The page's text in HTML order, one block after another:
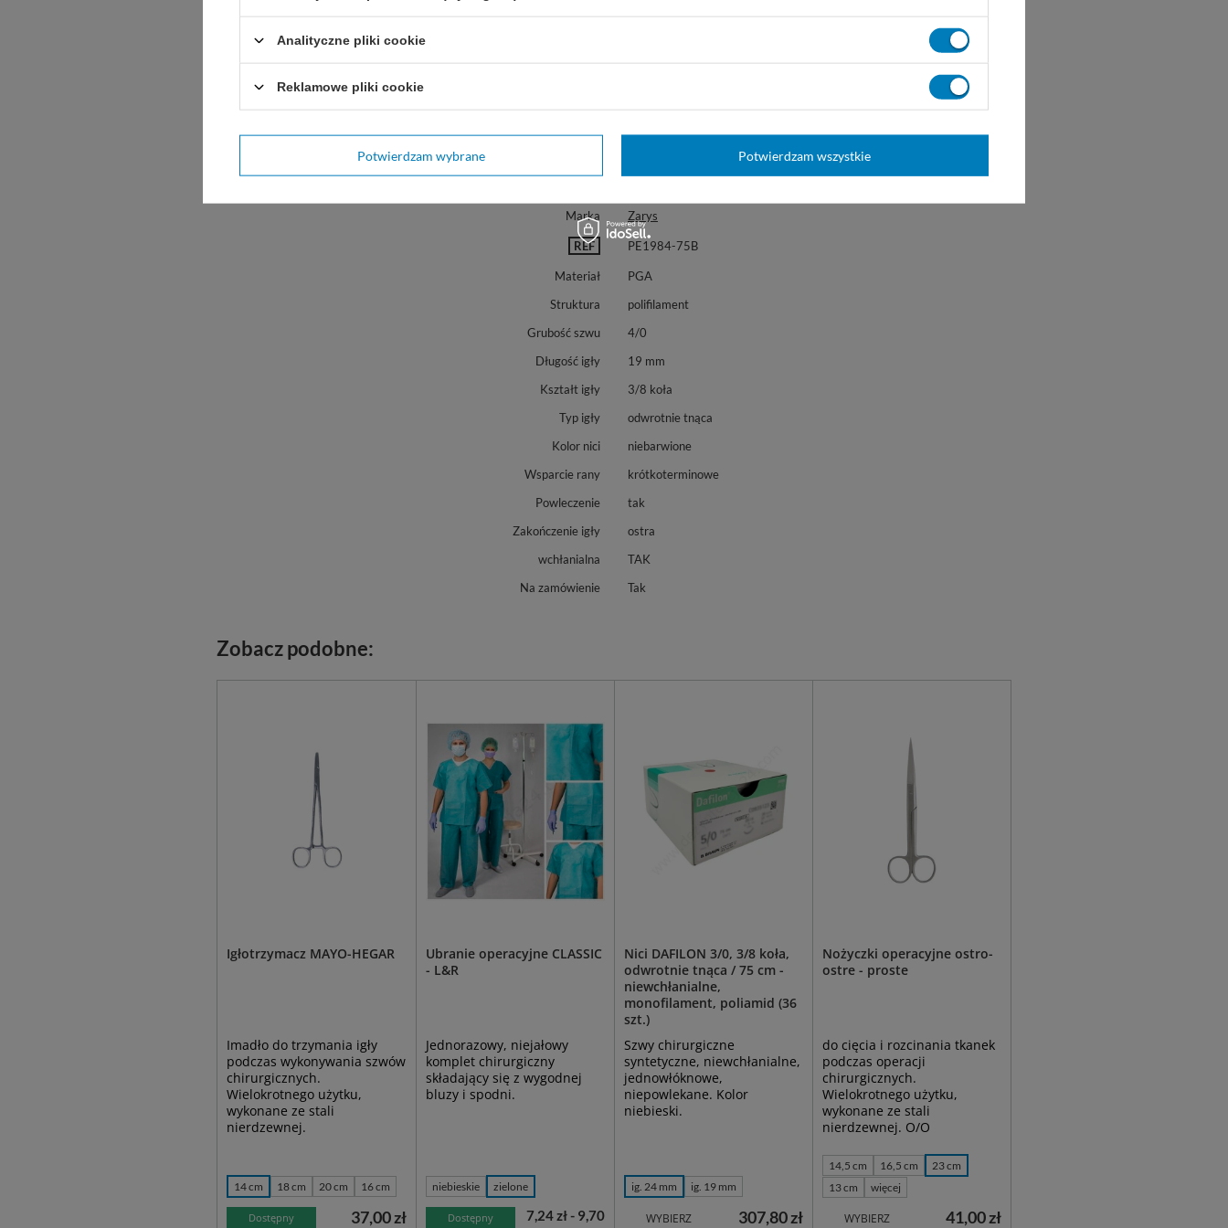
Marka Zarys
REF PE1984-75B
Materiał
PGA
Struktura
polifilament
Grubość szwu
4/0
Długość igły
19 mm
Kształt igły
3/8 koła
Typ igły
odwrotnie tnąca
Kolor nici
niebarwione
Wsparcie rany
krótkoterminowe
Powleczenie
tak
Zakończenie igły
ostra
wchłanialna
TAK
Na zamówienie
Tak
Zobacz podobne:
Igłotrzymacz MAYO-HEGAR
Imadło do trzymania igły
podczas wykonywania szwów
chirurgicznych.
Wielokrotnego użytku,
wykonane ze stali
nierdzewnej.
14 cm 18 cm 20 cm 16 cm
Dostępny 37,00 zł
Ubranie operacyjne CLASSIC
- L&R
Jednorazowy, niejałowy
komplet chirurgiczny
składający się z wygodnej
bluzy i spodni.
niebieskie zielone
Dostępny
7,24 zł - 9,70
Nici DAFILON 3/0, 3/8 koła,
odwrotnie tnąca / 75 cm -
niewchłanialne,
monofilament, poliamid (36
szt.)
Szwy chirurgiczne
syntetyczne, niewchłanialne,
jednowłóknowe,
niepowlekane. Kolor
niebieski.
ig. 24 mm ig. 19 mm
WYBIERZ
307,80 zł
Nożyczki operacyjne ostro-
ostre - proste
do cięcia i rozcinania tkanek
podczas operacji
chirurgicznych.
Wielokrotnego użytku,
wykonane ze stali
nierdzewnej. O/O
14,5 cm 16,5 cm
23 cm
13 cm
więcej
WYBIERZ
41,00 zł
Analityczne pliki cookie
Reklamowe pliki cookie
Potwierdzam wybrane Potwierdzam wszystkie